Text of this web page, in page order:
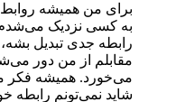
برای من همیشه
به کسی نزدیک
رابطه جدی تبدیل
مقابلم از من دور
می‌خورد. همیشه فکر
شاید نمی‌تونم رابطه